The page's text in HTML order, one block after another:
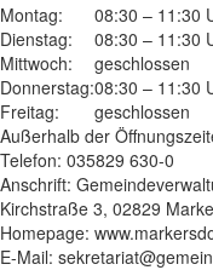
Montag:
08:30 – 11:30
Dienstag:
08:30 – 11:30
Mittwoch:
geschlossen
Donnerstag:08:30 – 11:30
Freitag:
geschlossen
Außerhalb der
Telefon: 035829 630-0
Anschrift:
Kirchstraße 3, 02829
Homepage:
E-Mail: